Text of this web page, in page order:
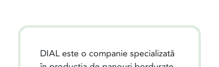
DIAL este o companie specializată